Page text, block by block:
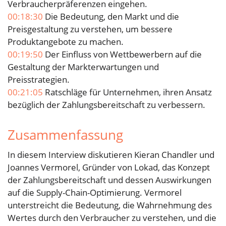
Verbraucherpräferenzen eingehen.
00:18:30 Die Bedeutung, den Markt und die
Preisgestaltung zu verstehen, um bessere
Produktangebote zu machen.
00:19:50 Der Einfluss von Wettbewerbern auf die
Gestaltung der Markterwartungen und
Preisstrategien.
00:21:05 Ratschläge für Unternehmen, ihren Ansatz
bezüglich der Zahlungsbereitschaft zu verbessern.
Zusammenfassung
In diesem Interview diskutieren Kieran Chandler und
Joannes Vermorel, Gründer von Lokad, das Konzept
der Zahlungsbereitschaft und dessen Auswirkungen
auf die Supply-Chain-Optimierung. Vermorel
unterstreicht die Bedeutung, die Wahrnehmung des
Wertes durch den Verbraucher zu verstehen, und die